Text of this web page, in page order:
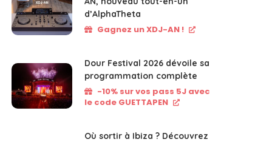
d’AlphaTheta
Gagnez un XDJ-AN !
Dour Festival 2026 dévoile sa
programmation complète
-10% sur vos pass 5J avec
le code GUETTAPEN
Où sortir à Ibiza ? Découvrez